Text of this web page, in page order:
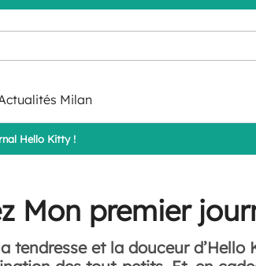
Milan
Hello Kitty !
Mon premier
tendresse et la douceur